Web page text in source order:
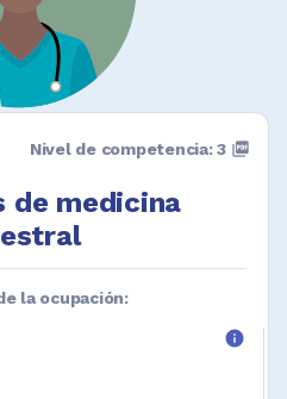
medicina
Nivel de competencia: 3 picture_as_pdf
la ocupación:
info